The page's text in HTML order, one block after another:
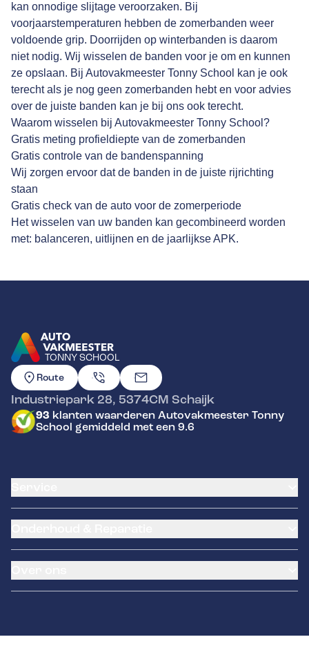
kan onnodige slijtage veroorzaken. Bij
voorjaarstemperaturen hebben de zomerbanden weer
voldoende grip. Doorrijden op winterbanden is daarom
niet nodig. Wij wisselen de banden voor je om en kunnen
ze opslaan. Bij Autovakmeester Tonny School kan je ook
terecht als je nog geen zomerbanden hebt en voor advies
over de juiste banden kan je bij ons ook terecht.
Waarom wisselen bij Autovakmeester Tonny School?
Gratis meting profieldiepte van de zomerbanden
Gratis controle van de bandenspanning
Wij zorgen ervoor dat de banden in de juiste rijrichting
staan
Gratis check van de auto voor de zomerperiode
Het wisselen van uw banden kan gecombineerd worden
met: balanceren, uitlijnen en de jaarlijkse APK.
TONNY SCHOOL
GA NAAR DE HOMEPAGINA
Route
Industriepark 28, 5374CM Schaijk
93 klanten waarderen Autovakmeester Tonny
School gemiddeld met een 9.6
Banden service
Pechhulp
Schade en reparatie